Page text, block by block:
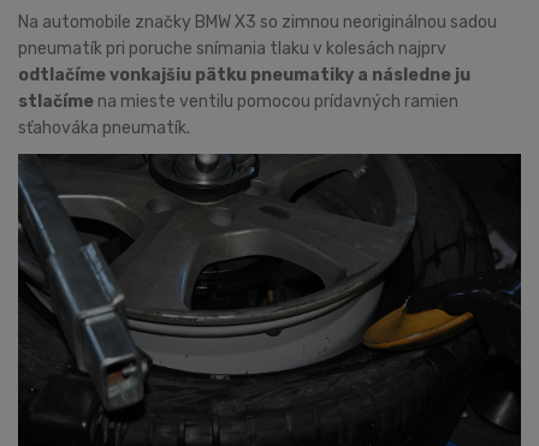
Na automobile značky BMW X3 so zimnou neoriginálnou sadou
pneumatík pri poruche snímania tlaku v kolesách najprv
odtlačíme vonkajšiu pätku pneumatiky a následne ju
stlačíme na mieste ventilu pomocou prídavných ramien
sťahováka pneumatík.